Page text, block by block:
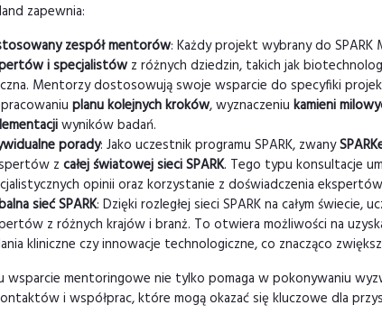
zapewnia:
zespół mentorów: Każdy projekt wybrany do
i specjalistów z różnych dziedzin, takich jak
Mentorzy dostosowują swoje wsparcie do specyfiki
planu kolejnych kroków, wyznaczeniu kamieni
wyników badań.
porady: Jako uczestnik programu SPARK, zwany
z całej światowej sieci SPARK. Tego typu konsultacje
opinii oraz korzystanie z doświadczenia
sieć SPARK: Dzięki rozległej sieci SPARK na całym
z różnych krajów i branż. To otwiera możliwości na
kliniczne czy innowacje technologiczne, co znacząco
wsparcie mentoringowe nie tylko pomaga w pokonywaniu
i współprac, które mogą okazać się kluczowe dla